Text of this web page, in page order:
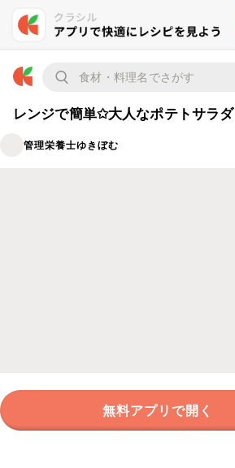
レンジで簡単✩大人なポテトサラダ
管理栄養士ゆきぼむ
無料アプリで開く